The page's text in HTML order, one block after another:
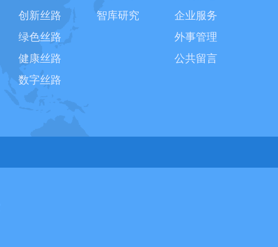
创新丝路
绿色丝路
健康丝路
数字丝路
智库研究
企业服务
外事管理
公共留言